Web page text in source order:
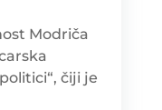
Modriča
čiji je